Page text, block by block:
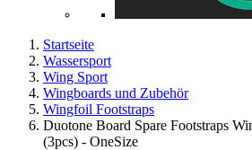
Startseite
Wassersport
Wing Sport
Wingboards und Zubehör
Wingfoil Footstraps
Duotone Board Spare Footstraps
(3pcs) - OneSize